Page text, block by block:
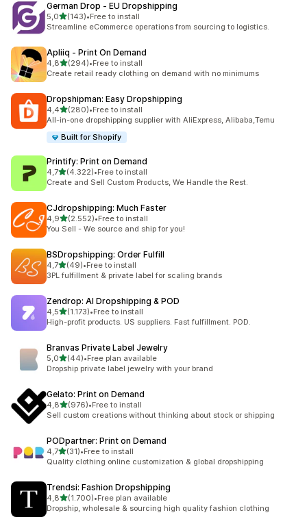
German Drop ‑ EU Dropshipping
5,0de 5 estrelas
(143)
143 total de avaliações
•Free to install
Streamline eCommerce operations from sourcing to logistics.
Apliiq ‑ Print On Demand
4,8de 5 estrelas
(294)
294 total de avaliações
•Free to install
Create retail ready clothing on demand with no minimums
Dropshipman: Easy Dropshipping
4,4de 5 estrelas
(280)
280 total de avaliações
•Free to install
All-in-one dropshipping supplier with AliExpress, Alibaba,Temu
Built for Shopify
Printify: Print on Demand
4,7de 5 estrelas
(4.322)
4322 total de avaliações
•Free to install
Create and Sell Custom Products, We Handle the Rest.
CJdropshipping: Much Faster
4,9de 5 estrelas
(2.552)
2552 total de avaliações
•Free to install
You Sell - We source and ship for you!
BSDropshipping: Order Fulfill
4,7de 5 estrelas
(49)
49 total de avaliações
•Free to install
3PL fulfillment & private label for scaling brands
Zendrop: AI Dropshipping & POD
4,5de 5 estrelas
(1.173)
1173 total de avaliações
•Free to install
High-profit products. US suppliers. Fast fulfillment. POD.
Branvas Private Label Jewelry
5,0de 5 estrelas
(44)
44 total de avaliações
•Free plan available
Dropship private label jewelry with your brand
Gelato: Print on Demand
4,8de 5 estrelas
(976)
976 total de avaliações
•Free to install
Sell custom creations without thinking about stock or shipping
PODpartner: Print on Demand
4,7de 5 estrelas
(31)
31 total de avaliações
•Free to install
Quality clothing online customization & global dropshipping
Trendsi: Fashion Dropshipping
4,8de 5 estrelas
(1.700)
1700 total de avaliações
•Free plan available
Dropship, wholesale & sourcing high quality fashion clothing